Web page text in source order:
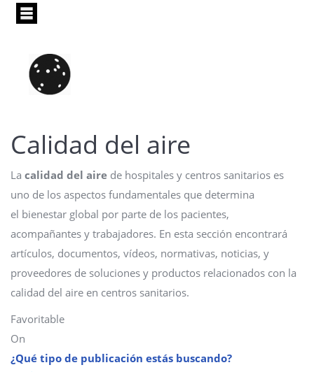
Pasar
principal
Calidad del aire
La calidad del aire de hospitales y centros sanitarios es
uno de los aspectos fundamentales que determina
el bienestar global por parte de los pacientes,
acompañantes y trabajadores. En esta sección encontrará
artículos, documentos, vídeos, normativas, noticias, y
proveedores de soluciones y productos relacionados con la
calidad del aire en centros sanitarios.
Favoritable
On
¿Qué tipo de publicación estás buscando?